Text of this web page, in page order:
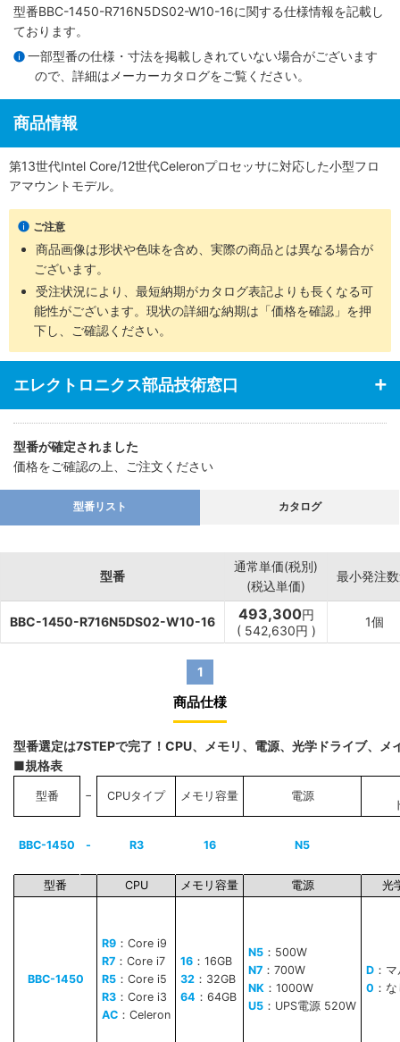
型番BBC-1450-R716N5DS02-W10-16に関する仕様情報を記載し
ております。
一部型番の仕様・寸法を掲載しきれていない場合がございます
ので、詳細は メーカーカタログをご覧ください。
商品情報
第13世代Intel Core/12世代Celeronプロセッサに対応した小型フロ
アマウントモデル。
ご注意
商品画像は形状や色味を含め、実際の商品とは異なる場合が
ございます。
受注状況により、最短納期がカタログ表記よりも長くなる可
能性がございます。現状の詳細な納期は「価格を確認」を押
下し、ご確認ください。
エレクトロニクス部品技術窓口
型番が確定されました
価格をご確認の上、ご注文ください
型番リスト カタログ
型番
通常単価(税別)
(税込単価)
最小発注
BBC-1450-R716N5DS02-W10-16 493,300円
( 542,630円 )
1個
1
商品仕様
型番選定は7STEPで完了！CPU、メモリ、電源、光学ドライブ、
■規格表
型番 − CPUタイプ メモリ容量 電源
BBC-1450 - R3 16 N5
型番 CPU メモリ容量 電源 光
BBC-1450
R9 ：Core i9
R7 ：Core i7
R5 ：Core i5
R3 ：Core i3
AC ：Celeron
16 ：16GB
32 ：32GB
64 ：64GB
N5 ：500W
N7 ：700W
NK ：1000W
U5 ：UPS電源 520W
D ：
0 ：